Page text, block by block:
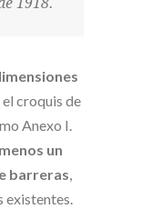
croquis de
Anexo I.
un
barreras,
existentes.